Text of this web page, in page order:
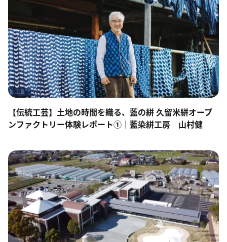
【伝統工芸】土地の時間を織る、藍の絣 久留米絣オープ
ンファクトリー体験レポート①｜藍染絣工房 山村健